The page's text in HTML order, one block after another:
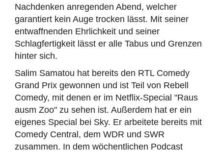
Nachdenken anregenden Abend, welcher
garantiert kein Auge trocken lässt. Mit seiner
entwaffnenden Ehrlichkeit und seiner
Schlagfertigkeit lässt er alle Tabus und Grenzen
hinter sich.
Salim Samatou hat bereits den RTL Comedy
Grand Prix gewonnen und ist Teil von Rebell
Comedy, mit denen er im Netflix-Special "Raus
ausm Zoo" zu sehen ist. Außerdem hat er ein
eigenes Special bei Sky. Er arbeitete bereits mit
Comedy Central, dem WDR und SWR
zusammen. In dem wöchentlichen Podcast